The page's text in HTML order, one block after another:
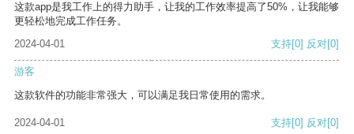
这款app是我工作上的得力助手，让我的工作效率提高了50%，让我能够
更轻松地完成工作任务。
2024-04-01
支持[0] 反对[0]
游客
这款软件的功能非常强大，可以满足我日常使用的需求。
2024-04-01 支持[0] 反对[0]